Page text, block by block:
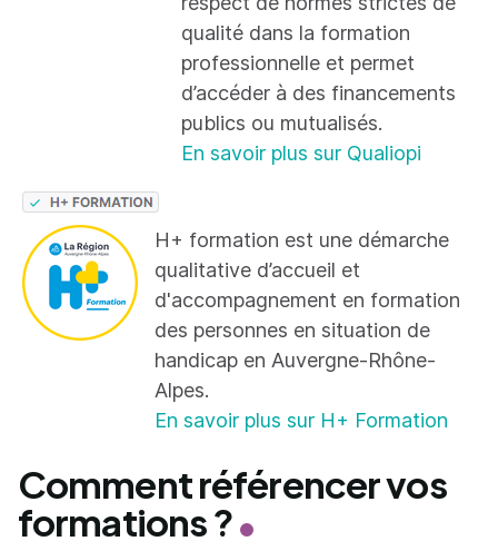
qualité dans la formation
professionnelle et permet
d’accéder à des financements
publics ou mutualisés.
En savoir plus sur Qualiopi
H+ formation est une démarche
qualitative d’accueil et
d'accompagnement en formation
des personnes en situation de
handicap en Auvergne-Rhône-
Alpes.
En savoir plus sur H+ Formation
Comment référencer vos
formations ?